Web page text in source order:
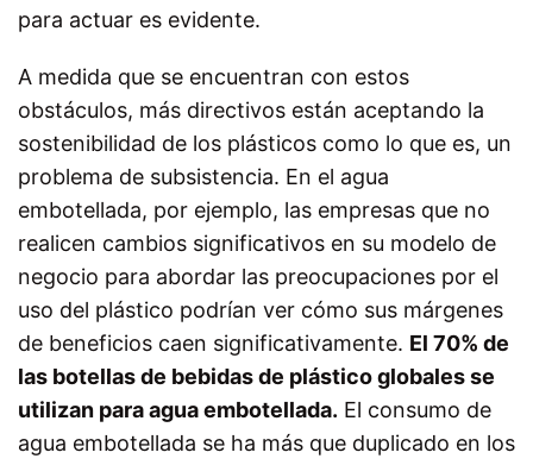
para actuar es evidente.
A medida que se encuentran con estos
obstáculos, más directivos están aceptando la
sostenibilidad de los plásticos como lo que es, un
problema de subsistencia. En el agua
embotellada, por ejemplo, las empresas que no
realicen cambios significativos en su modelo de
negocio para abordar las preocupaciones por el
uso del plástico podrían ver cómo sus márgenes
de beneficios caen significativamente. El 70% de
las botellas de bebidas de plástico globales se
utilizan para agua embotellada. El consumo de
agua embotellada se ha más que duplicado en los